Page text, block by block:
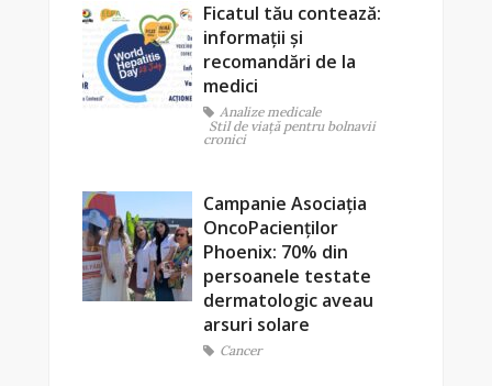
Ficatul tău contează:
informații și
recomandări de la
medici
Analize medicale
Stil de viaţă pentru bolnavii
cronici
Campanie Asociația
OncoPacienților
Phoenix: 70% din
persoanele testate
dermatologic aveau
arsuri solare
Cancer